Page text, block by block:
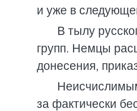
и уже в
В тылу
групп. Немцы
донесения,
за фактически